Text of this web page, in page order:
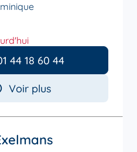
44 18 60 44
Voir plus